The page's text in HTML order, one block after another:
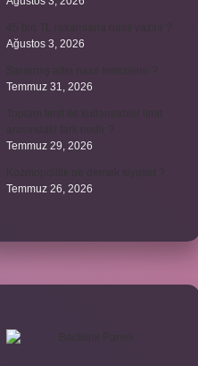
Ağustos 3, 2026
Temmuz 31, 2026
Temmuz 29, 2026
Temmuz 26, 2026